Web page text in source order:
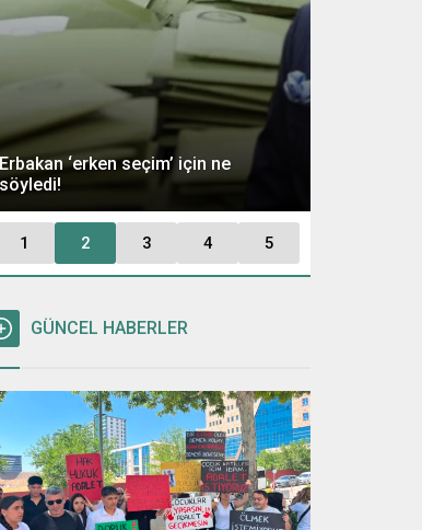
Erbakan ‘erken seçim’ için ne
söyledi!
1 2 3 4 5
GÜNCEL HABERLER